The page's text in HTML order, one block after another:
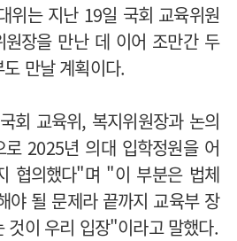
위는 지난 19일 국회 교육위원
원장을 만난 데 이어 조만간 두
만날 계획이다.
회 교육위, 복지위원장과 논의
2025년 의대 입학정원을 어
협의했다"며 "이 부분은 법체
야 될 문제라 끝까지 교육부 장
것이 우리 입장"이라고 말했다.